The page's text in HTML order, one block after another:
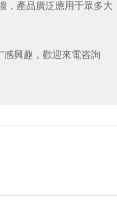
，產品廣泛應用于眾多大
感興趣，歡迎來電咨詢